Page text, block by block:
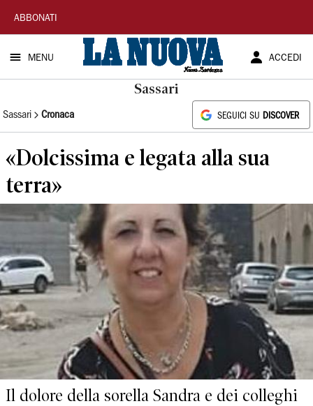
La
Nuova
Sardegna
ABBONATI
MENU ACCEDI
Sassari
Sassari Cronaca SEGUICI SU DISCOVER
«Dolcissima e legata alla sua
terra»
Il dolore della sorella Sandra e dei colleghi